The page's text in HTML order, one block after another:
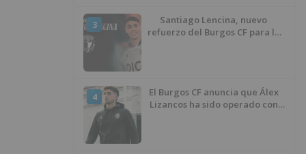
3
Santiago Lencina, nuevo
refuerzo del Burgos CF para la
4
El Burgos CF anuncia que Álex
Lizancos ha sido operado con